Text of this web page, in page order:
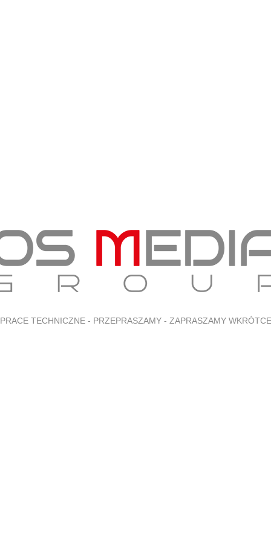
PRACE TECHNICZNE - PRZEPRASZAMY - ZAPRASZAMY WKRÓTCE